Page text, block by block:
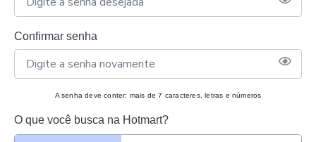
Confirmar senha
A senha deve conter: mais de 7 caracteres, letras e números
O que você busca na Hotmart?